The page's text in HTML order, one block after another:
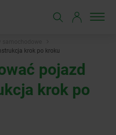
krok po kroku
pojazd
krok po